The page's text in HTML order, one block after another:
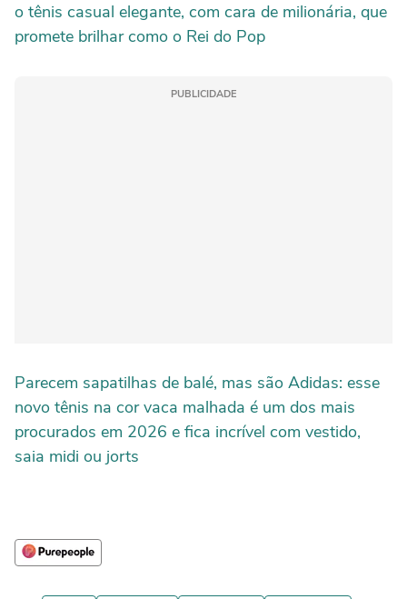
o tênis casual elegante, com cara de milionária, que
promete brilhar como o Rei do Pop
PUBLICIDADE
Parecem sapatilhas de balé, mas são Adidas: esse
novo tênis na cor vaca malhada é um dos mais
procurados em 2026 e fica incrível com vestido,
saia midi ou jorts